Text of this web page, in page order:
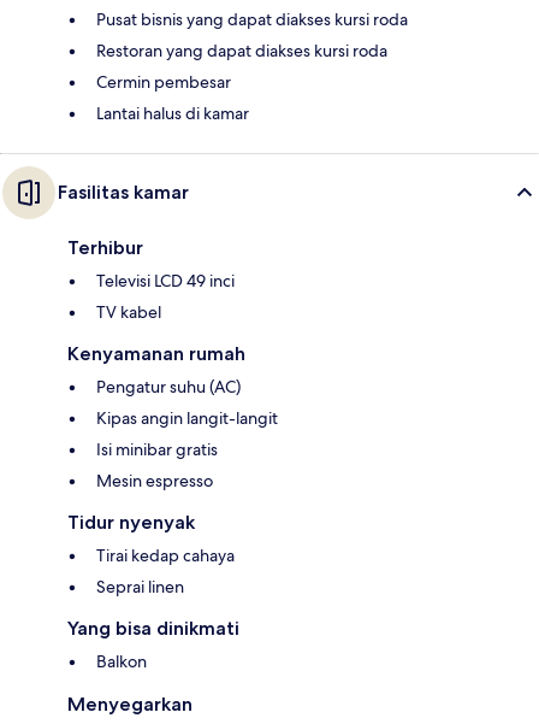
Pusat bisnis yang dapat diakses kursi roda
Restoran yang dapat diakses kursi roda
Cermin pembesar
Lantai halus di kamar
Fasilitas kamar
Terhibur
Televisi LCD 49 inci
TV kabel
Kenyamanan rumah
Pengatur suhu (AC)
Kipas angin langit-langit
Isi minibar gratis
Mesin espresso
Tidur nyenyak
Tirai kedap cahaya
Seprai linen
Yang bisa dinikmati
Balkon
Menyegarkan